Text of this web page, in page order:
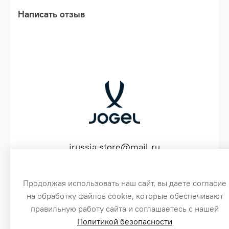
Написать отзыв
jrussia.store@mail.ru
Сайт создан специально по заказу, для оптовых продаж бренда Jogel
Продолжая использовать наш сайт, вы даете согласие
на обработку файлов cookie, которые обеспечивают
правильную работу сайта и соглашаетесь с нашей
Политикой безопасности
3